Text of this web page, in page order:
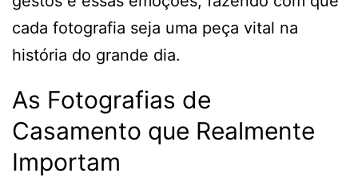
cada fotografia seja uma peça vital na
história do grande dia.
As Fotografias de
Casamento que Realmente
Importam